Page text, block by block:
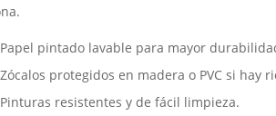
Papel pintado lavable para mayor
Zócalos protegidos en madera o PVC si hay
Pinturas resistentes y de fácil limpieza.